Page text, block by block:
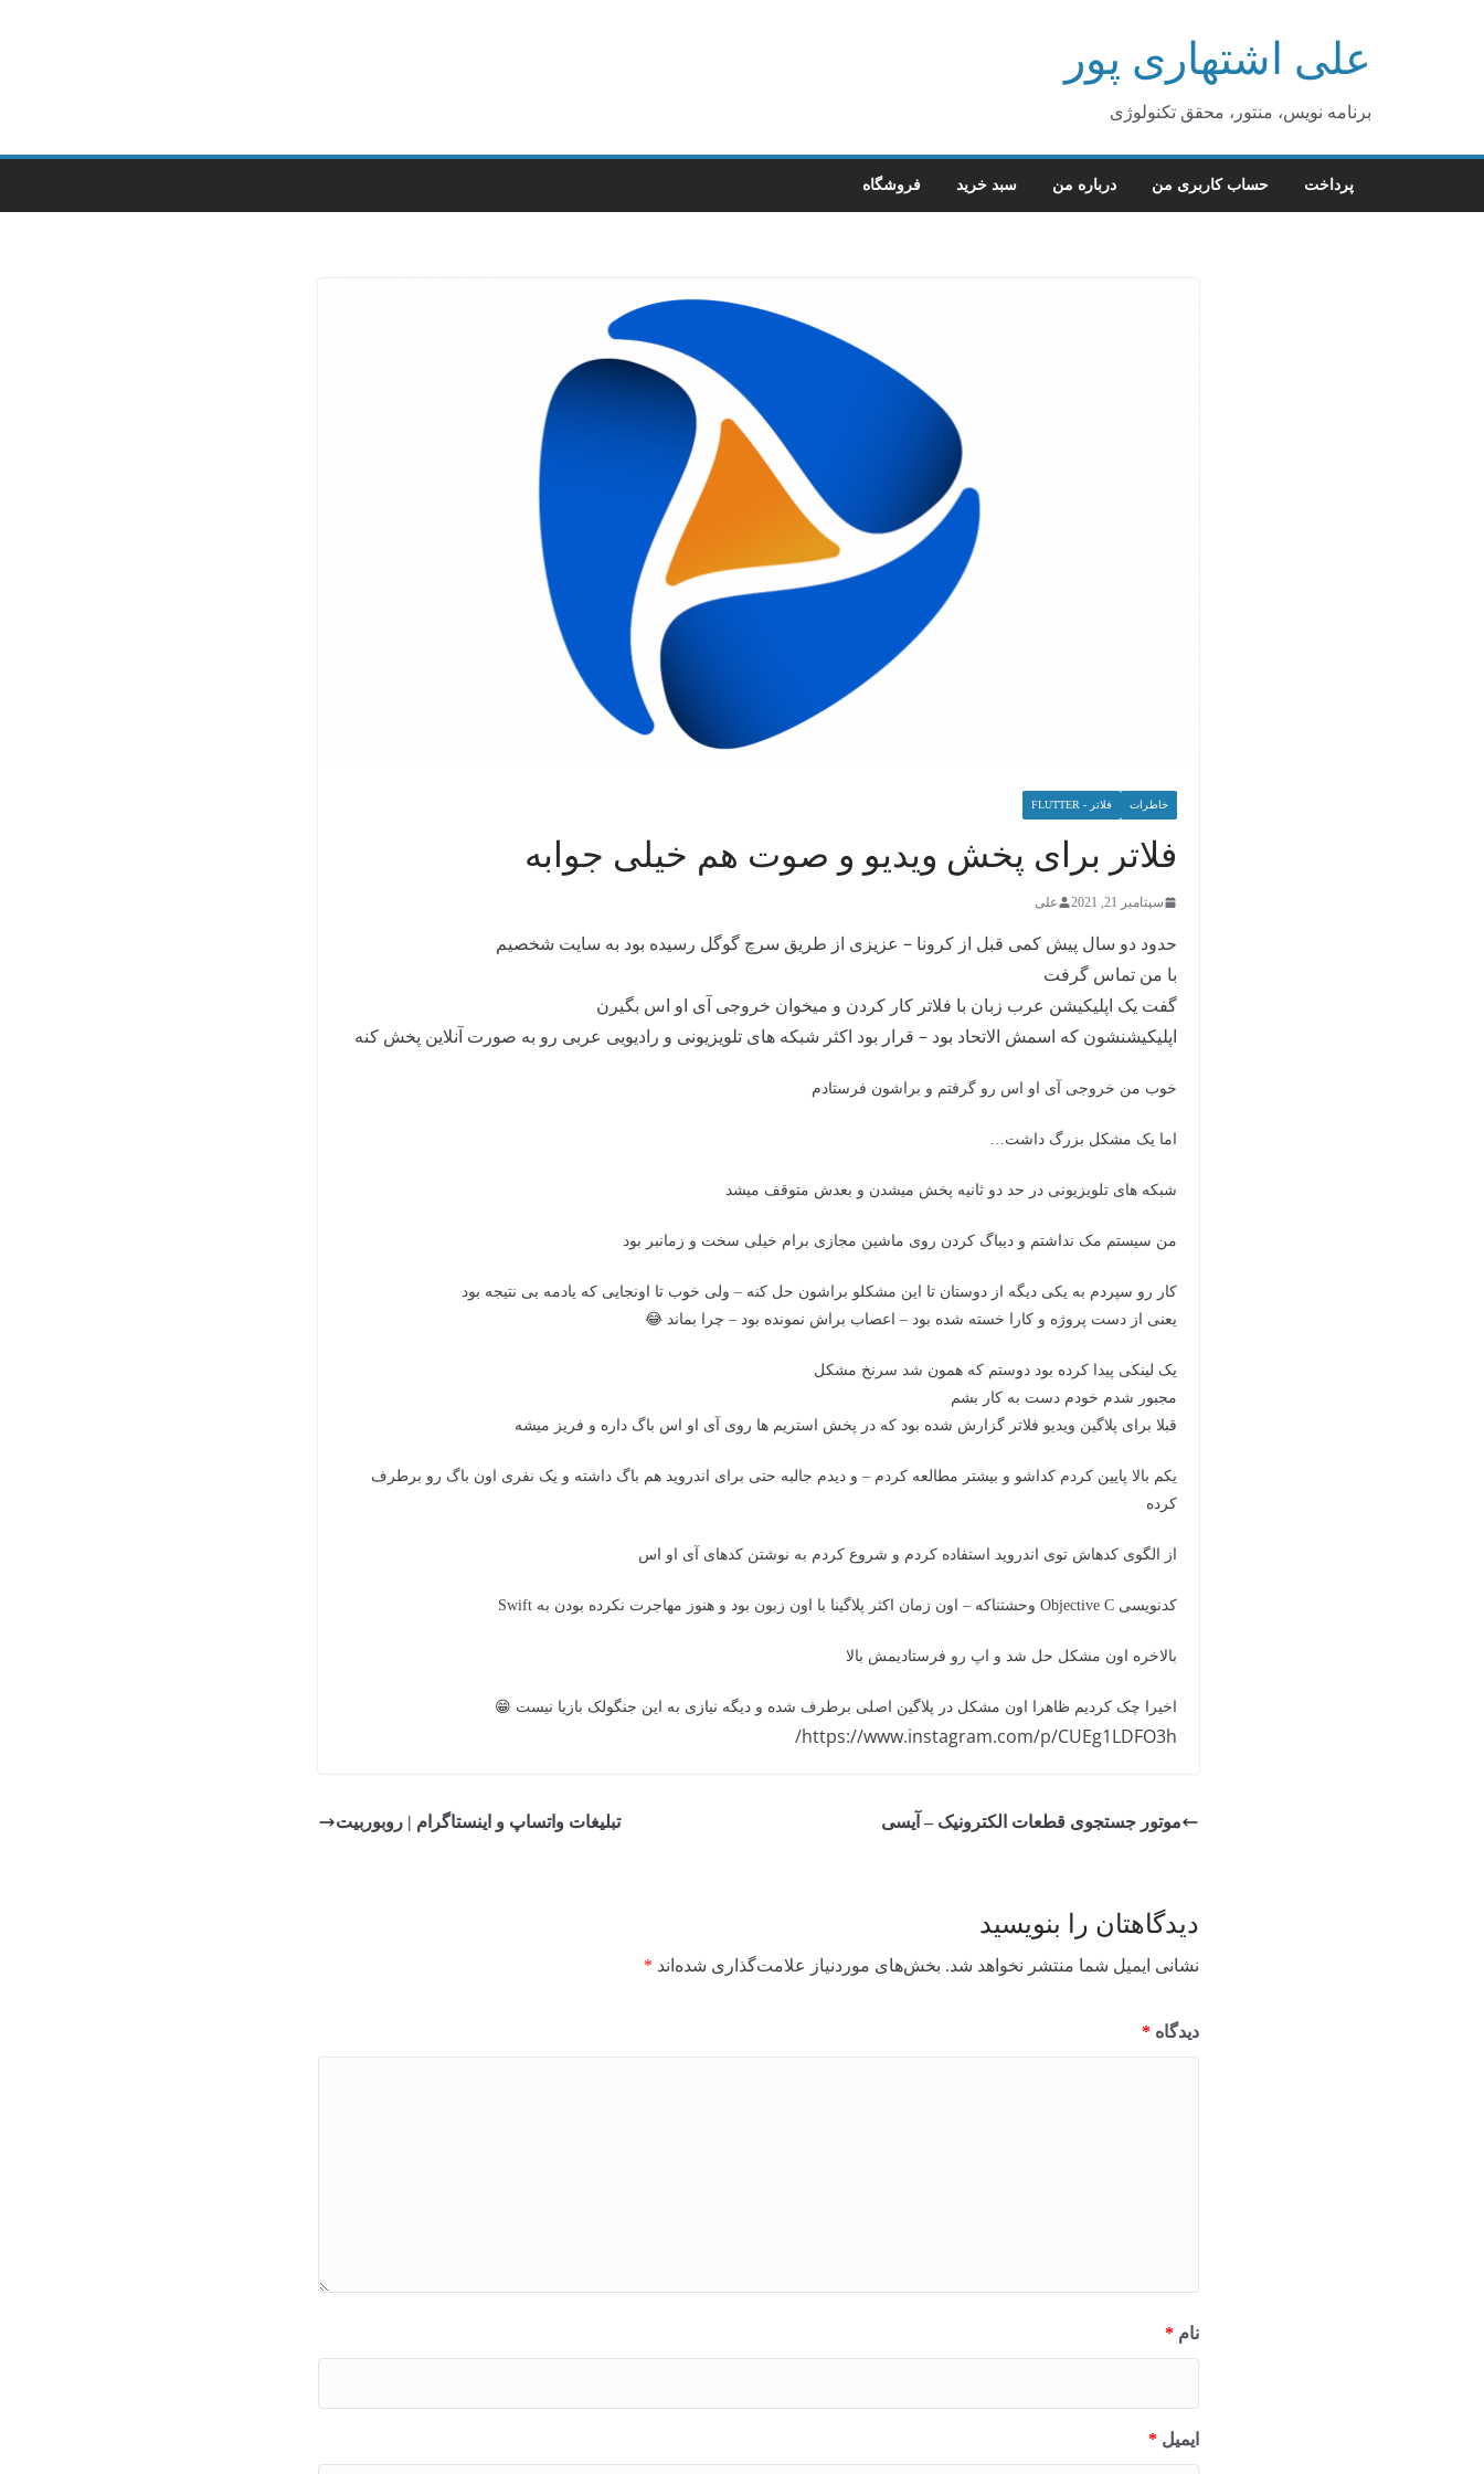
علی اشتهاری پور
برنامه نویس، منتور، محقق تکنولوژی
پرداخت حساب کاربری من درباره من سبد خرید فروشگاه
خاطرات فلاتر - FLUTTER
فلاتر برای پخش ویدیو و صوت هم خیلی جوابه
سپتامبر 21, 2021 علی
حدود دو سال پیش کمی قبل از کرونا – عزیزی از طریق سرچ گوگل رسیده بود به سایت شخصیم
با من تماس گرفت
گفت یک اپلیکیشن عرب زبان با فلاتر کار کردن و میخوان خروجی آی او اس بگیرن
اپلیکیشنشون که اسمش الاتحاد بود – قرار بود اکثر شبکه های تلویزیونی و رادیویی عربی رو به صورت آنلاین پخش کنه
خوب من خروجی آی او اس رو گرفتم و براشون فرستادم
اما یک مشکل بزرگ داشت…
شبکه های تلویزیونی در حد دو ثانیه پخش میشدن و بعدش متوقف میشد
من سیستم مک نداشتم و دیباگ کردن روی ماشین مجازی برام خیلی سخت و زمانبر بود
کار رو سپردم به یکی دیگه از دوستان تا این مشکلو براشون حل کنه – ولی خوب تا اونجایی که یادمه بی نتیجه بود
یعنی از دست پروژه و کارا خسته شده بود – اعصاب براش نمونده بود – چرا بماند 😂
یک لینکی پیدا کرده بود دوستم که همون شد سرنخ مشکل
مجبور شدم خودم دست به کار بشم
قبلا برای پلاگین ویدیو فلاتر گزارش شده بود که در پخش استریم ها روی آی او اس باگ داره و فریز میشه
یکم بالا پایین کردم کداشو و بیشتر مطالعه کردم – و دیدم جالبه حتی برای اندروید هم باگ داشته و یک نفری اون باگ رو برطرف
کرده
از الگوی کدهاش توی اندروید استفاده کردم و شروع کردم به نوشتن کدهای آی او اس
کدنویسی Objective C وحشتناکه – اون زمان اکثر پلاگینا با اون زبون بود و هنوز مهاجرت نکرده بودن به Swift
بالاخره اون مشکل حل شد و اپ رو فرستادیمش بالا
اخیرا چک کردیم ظاهرا اون مشکل در پلاگین اصلی برطرف شده و دیگه نیازی به این جنگولک بازیا نیست 😁
https://www.instagram.com/p/CUEg1LDFO3h/
موتور جستجوی قطعات الکترونیک – آیسی تبلیغات واتساپ و اینستاگرام | روبوربیت
دیدگاهتان را بنویسید
نشانی ایمیل شما منتشر نخواهد شد. بخش‌های موردنیاز علامت‌گذاری شده‌اند *
دیدگاه *
نام *
ایمیل *